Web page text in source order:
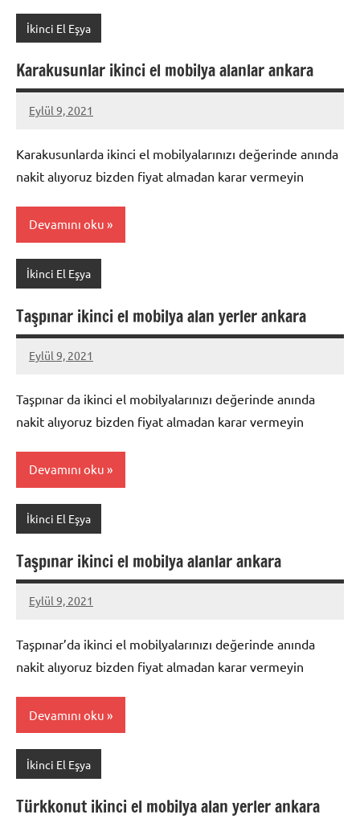
İkinci El Eşya
Karakusunlar ikinci el mobilya alanlar ankara
Eylül 9, 2021
Mustafa
Karakusunlarda ikinci el mobilyalarınızı değerinde anında
nakit alıyoruz bizden fiyat almadan karar vermeyin
Devamını oku
İkinci El Eşya
Taşpınar ikinci el mobilya alan yerler ankara
Eylül 9, 2021
Mustafa
Taşpınar da ikinci el mobilyalarınızı değerinde anında
nakit alıyoruz bizden fiyat almadan karar vermeyin
Devamını oku
İkinci El Eşya
Taşpınar ikinci el mobilya alanlar ankara
Eylül 9, 2021
Mustafa
Taşpınar’da ikinci el mobilyalarınızı değerinde anında
nakit alıyoruz bizden fiyat almadan karar vermeyin
Devamını oku
İkinci El Eşya
Türkkonut ikinci el mobilya alan yerler ankara